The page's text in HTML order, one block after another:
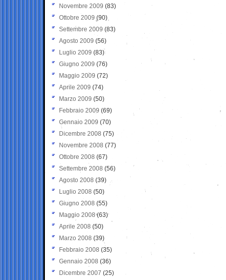
Novembre 2009 (83)
Ottobre 2009 (90)
Settembre 2009 (83)
Agosto 2009 (56)
Luglio 2009 (83)
Giugno 2009 (76)
Maggio 2009 (72)
Aprile 2009 (74)
Marzo 2009 (50)
Febbraio 2009 (69)
Gennaio 2009 (70)
Dicembre 2008 (75)
Novembre 2008 (77)
Ottobre 2008 (67)
Settembre 2008 (56)
Agosto 2008 (39)
Luglio 2008 (50)
Giugno 2008 (55)
Maggio 2008(63)
Aprile 2008 (50)
Marzo 2008 (39)
Febbraio 2008 (35)
Gennaio 2008 (36)
Dicembre 2007 (25)